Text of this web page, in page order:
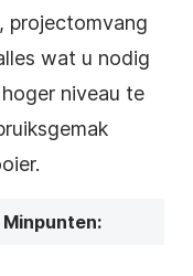
projectomvang
wat u nodig
niveau te
Minpunten: